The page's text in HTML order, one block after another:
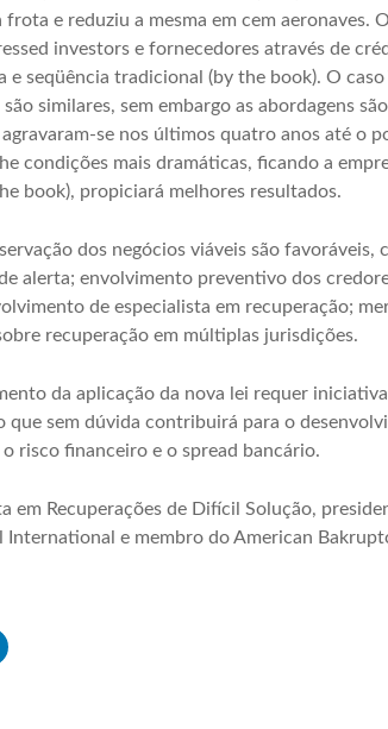
e reduziu a mesma em cem aeronaves.
investors e fornecedores através de
e seqüência tradicional (by the book). O
similares, sem embargo as abordagens
se nos últimos quatro anos até o
condições mais dramáticas, ficando a
book), propiciará melhores resultados.
dos negócios viáveis são
alerta; envolvimento preventivo dos
de especialista em recuperação;
recuperação em múltiplas jurisdições.
da aplicação da nova lei requer
que sem dúvida contribuirá para o
risco financeiro e o spread bancário.
em Recuperações de Difícil Solução,
International e membro do American